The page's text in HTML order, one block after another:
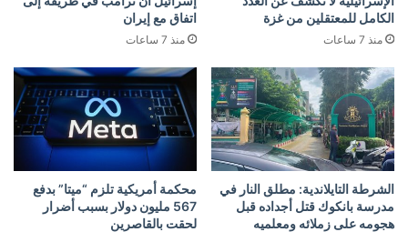
الكامل للمعتقلين من غزة
منذ 7 ساعات
اتفاق مع إيران
منذ 7 ساعات
الشرطة التايلاندية: مطلق النار في
مدرسة بانكوك قتل أجداده قبل
هجومه على زملائه ومعلميه
محكمة أمريكية تلزم “ميتا” بدفع
567 مليون دولار بسبب أضرار
لحقت بالقاصرين